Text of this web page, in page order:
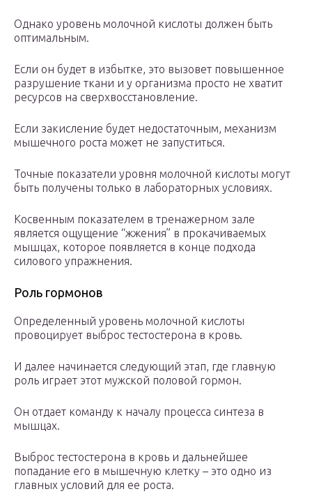
Однако уровень молочной кислоты должен быть
оптимальным.
Если он будет в избытке, это вызовет повышенное
разрушение ткани и у организма просто не хватит
ресурсов на сверхвосстановление.
Если закисление будет недостаточным, механизм
мышечного роста может не запуститься.
Точные показатели уровня молочной кислоты могут
быть получены только в лабораторных условиях.
Косвенным показателем в тренажерном зале
является ощущение “жжения” в прокачиваемых
мышцах, которое появляется в конце подхода
силового упражнения.
Роль гормонов
Определенный уровень молочной кислоты
провоцирует выброс тестостерона в кровь.
И далее начинается следующий этап, где главную
роль играет этот мужской половой гормон.
Он отдает команду к началу процесса синтеза в
мышцах.
Выброс тестостерона в кровь и дальнейшее
попадание его в мышечную клетку – это одно из
главных условий для ее роста.